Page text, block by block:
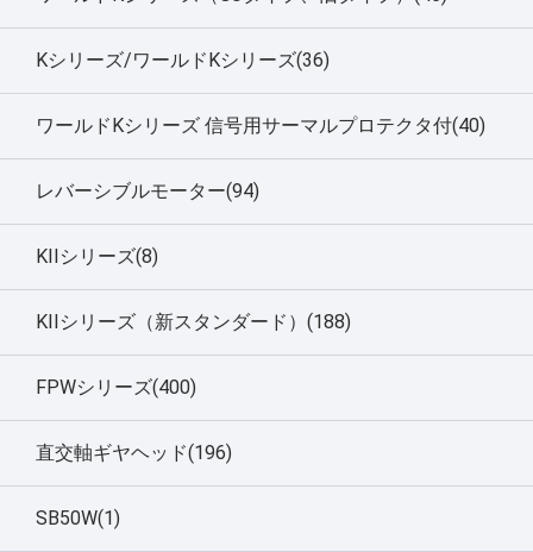
Kシリーズ/ワールドKシリーズ(36)
ワールドKシリーズ 信号用サーマルプロテクタ付(40)
レバーシブルモーター(94)
KIIシリーズ(8)
KIIシリーズ（新スタンダード）(188)
FPWシリーズ(400)
直交軸ギヤヘッド(196)
SB50W(1)